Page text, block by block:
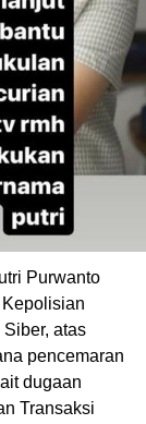
Purwanto
atas
pencemaran
dugaan
Transaksi